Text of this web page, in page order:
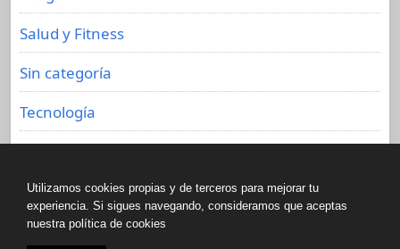
Salud y Fitness
Sin categoría
Tecnología
Utilizamos cookies propias y de terceros para mejorar tu
experiencia. Si sigues navegando, consideramos que aceptas
nuestra política de cookies